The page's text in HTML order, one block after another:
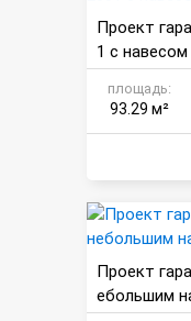
Проект
1 с навесом
площадь:
93.29 м²
Проект
ебольшим